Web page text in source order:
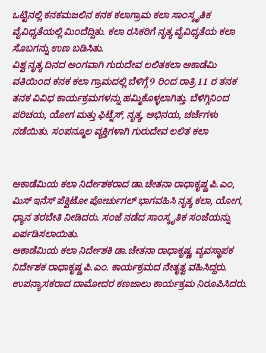
ಒಟ್ಟಿನಲ್ಲಿ ಕನಕಮಜಲಿನ ಕನಕ ಕಲಾಗ್ರಾಮ ಕಲಾ ಸಾಂಸ್ಕೃತಿಕ
ವೈವಿಧ್ಯತೆಯಲ್ಲಿ ಮಿಂದೆದ್ದಿತು. ಕಲಾ ರಸಿಕರಿಗೆ ನೃತ್ಯ ವೈವಿಧ್ಯತೆಯ ಕಲಾ
ಸೊಬಗನ್ನು ಉಣ ಬಡಿಸಿತು.
ವಿಶ್ವ ನೃತ್ಯ ದಿನದ ಅಂಗವಾಗಿ ಗುರುದೇವ ಲಲಿತಕಲಾ ಅಕಾಡೆಮಿ
ವತಿಯಿಂದ ಕನಕ ಕಲಾ ಗ್ರಾಮದಲ್ಲಿ ಬೆಳಿಗ್ಗೆ 9 ರಿಂದ ರಾತ್ರಿ 11 ರ ತನಕ
ತನಕ ವಿವಿಧ ಕಾರ್ಯಕ್ರಮಗಳನ್ನು ಹಮ್ಮಿಕೊಳ್ಳಲಾಗಿತ್ತು. ಬೆಳಿಗ್ಗಿನಿಂದ
ಪರಿಚಯ, ಯೋಗ ಮತ್ತು ಫಿಟ್ನೆಸ್, ನೃತ್ಯ, ಅಭಿನಯ, ಚರ್ಚೆಗಳು
ನಡೆಯಿತು. ಸಂಪನ್ಮೂಲ ವ್ಯಕ್ತಿಗಳಾಗಿ ಗುರುದೇವ ಲಲಿತ ಕಲಾ
ಅಕಾಡೆಮಿಯ ಕಲಾ ನಿರ್ದೇಶಕರಾದ ಡಾ.ಚೇತನಾ ರಾಧಾಕೃಷ್ಣ ಪಿ.ಎಂ,
ಮಿಸ್ ಇನೆಸ್ ಪೆಕ್ವಿಟೋ ಪೋರ್ಚುಗಲ್ ಭಾಗವಹಿಸಿ ನೃತ್ಯ ಕಲಾ, ಯೋಗ,
ಧ್ಯಾನ ತರಬೇತಿ ನೀಡಿದರು. ಸಂಜೆ ನಡೆದ ಸಾಂಸ್ಕೃತಿಕ ಸಂಜೆಯನ್ನು
ಏರ್ಪಡಿಸಲಾಯಿತು.
ಅಕಾಡೆಮಿಯ ಕಲಾ ನಿರ್ದೇಶಕಿ ಡಾ.ಚೇತನಾ ರಾಧಾಕೃಷ್ಣ, ವ್ಯವಸ್ಥಾಪಕ
ನಿರ್ದೇಶಕ ರಾಧಾಕೃಷ್ಣ ಪಿ.ಎಂ. ಕಾರ್ಯಕ್ರಮದ ನೇತೃತ್ವ ವಹಿಸಿದ್ದರು.
ಉಪನ್ಯಾಸಕರಾದ ದಾಮೋದರ ಕಣಜಾಲು ಕಾರ್ಯಕ್ರಮ ನಿರೂಪಿಸಿದರು.